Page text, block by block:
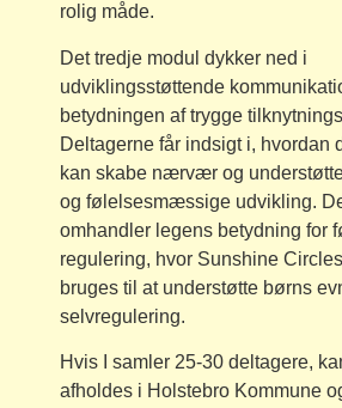
rolig måde.
Det tredje modul dykker ned i
udviklingsstøttende
betydningen af trygge
Deltagerne får indsigt i, hvordan
kan skabe nærvær og
og følelsesmæssige udvikling.
omhandler legens betydning for
regulering, hvor Sunshine
bruges til at understøtte børns
selvregulering.
Hvis I samler 25-30 deltagere,
afholdes i Holstebro Kommune